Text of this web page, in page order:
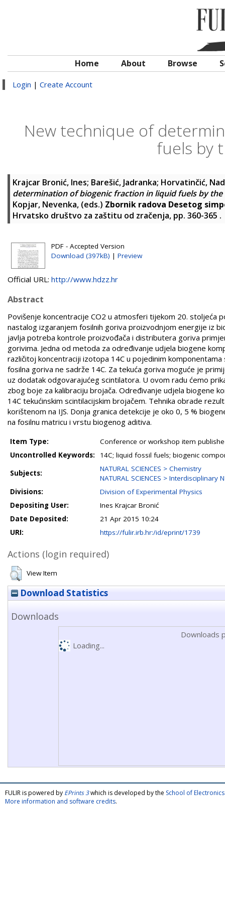
Home About Browse
Login | Create Account
New technique of
fuels by
Krajcar Bronić, Ines; Barešić, Jadranka; Horvatinčić,
determination of biogenic fraction in liquid fuels by the
Kopjar, Nevenka, (eds.) Zbornik radova Desetog
Hrvatsko društvo za zaštitu od zračenja, pp. 360-365 .
PDF - Accepted Version
Download (397kB) | Preview
Official URL: http://www.hdzz.hr
Abstract
Povišenje koncentracije CO2 u atmosferi tijekom 20. stoljeća
nastalog izgaranjem fosilnih goriva proizvodnjom energije iz
javlja potreba kontrole proizvođača i distributera goriva
gorivima. Jedna od metoda za određivanje udjela biogene
različitoj koncentraciji izotopa 14C u pojedinim
fosilna goriva ne sadrže 14C. Za tekuća goriva moguće je
uz dodatak odgovarajućeg scintilatora. U ovom radu ćemo
zbog boje za kalibraciju brojača. Određivanje udjela biogene
14C tekućinskim scintilacijskim brojačem. Tehnika obrade
korištenom na IJS. Donja granica detekcije je oko 0, 5 %
na fosilnu matricu i vrstu biogenog aditiva.
Item Type:
Conference or workshop item
Uncontrolled Keywords:
14C; liquid fossil fuels; biogenic
Subjects:
NATURAL SCIENCES > Chemistry
NATURAL SCIENCES >
Divisions:
Division of Experimental Physics
Depositing User:
Ines Krajcar Bronić
Date Deposited:
21 Apr 2015 10:24
URI:
https://fulir.irb.hr:/id/eprint/1739
Actions (login required)
View Item
Download Statistics
Downloads
Downloads
Loading...
FULIR is powered by EPrints 3which is developed by the School of
More information and software credits.